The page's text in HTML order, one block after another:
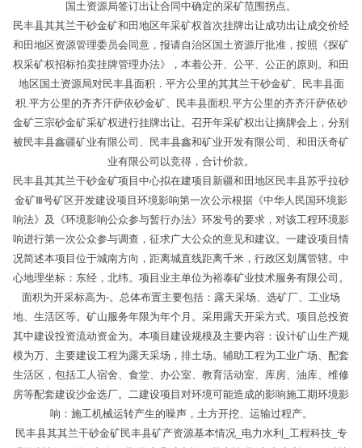
国土资源局签订出让合同中确定的采矿范围拐点。
民丰县其其兰干砂金矿和田地区年采矿权首次挂牌出让成功出让成交价经
和田地区资源管理委员会同意，报请自治区国土资源厅批准，按照《探矿
权采矿权招标拍卖挂牌管理办法》，本着公开、公平、公正的原则。和田
地区国土资源局对民丰县面积．平方公里的其其兰干砂金矿、民丰县面
积.平方公里的齐齐汗萨依砂金矿、民丰县面积.平方公里的齐齐汗萨依砂
金矿三宗砂金矿采矿权进行挂牌出让。召开年采矿权出让摘牌会上，分别
被民丰县鑫疆矿业有限公司、民丰县鑫和矿业开发有限公司、和田沃奇矿
业有限公司以竞得，合计价款。
民丰县其其兰干砂金矿项目中心拟在建项目新疆和田地区民丰县苏乎拉砂
金矿Ⅲ号矿区开发建设项目环境影响第一次公示根据《中华人民国环境影
响法》及《环境影响公众参与暂行办法》环发号的要求，对该工程环境影
响进行第一次公众参与调查，征求广大公众的意见和建议。一建设项目情
况简述本项目位于城南方向，距离城直线距离千米，行政区划属管辖。中
心地理坐标：东经，北纬。项目业主单位为裕泰矿业技术服务有限公司。
面积为开采标高为-。总体布置主要包括：露天采场、选矿厂、工业场
地、生活区等。矿山服务年限为年个月。采用露天开采方式。项目总投资
其中建设投资流动资金为。本项目建设规模及主要内容：设计矿山生产规
模为万、主要建设工程为露天采场，排土场。辅助工程为工业广场、配套
生活区，包括工人宿舍、食堂、办公室、教育活动室、库房、油库、维修
房等配套建设沙金选厂。二建设项目对环境可能造成的影响施工期环境影
响：施工机械运转产生的噪声，土方开挖、运输过程产。
民丰县其其兰干砂金矿民丰县矿产资源基本情况_电力水利_工程科技_专